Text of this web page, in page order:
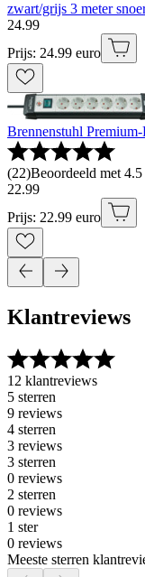
zwart/grijs 3 meter
24.99
Prijs: 24.99 euro
Brennenstuhl
(22)Beoordeeld met
22.99
Prijs: 22.99 euro
Klantreviews
12 klantreviews
5 sterren
9 reviews
4 sterren
3 reviews
3 sterren
0 reviews
2 sterren
0 reviews
1 ster
0 reviews
Meeste sterren